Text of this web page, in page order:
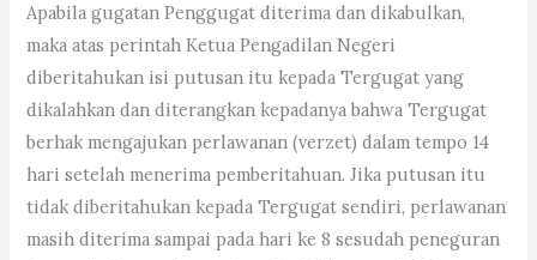
Apabila gugatan Penggugat diterima dan dikabulkan,
maka atas perintah Ketua Pengadilan Negeri
diberitahukan isi putusan itu kepada Tergugat yang
dikalahkan dan diterangkan kepadanya bahwa Tergugat
berhak mengajukan perlawanan (verzet) dalam tempo 14
hari setelah menerima pemberitahuan. Jika putusan itu
tidak diberitahukan kepada Tergugat sendiri, perlawanan
masih diterima sampai pada hari ke 8 sesudah peneguran